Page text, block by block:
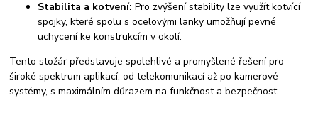
Stabilita a kotvení: Pro zvýšení stability lze využít kotvící
spojky, které spolu s ocelovými lanky umožňují pevné
uchycení ke konstrukcím v okolí.
Tento stožár představuje spolehlivé a promyšlené řešení pro
široké spektrum aplikací, od telekomunikací až po kamerové
systémy, s maximálním důrazem na funkčnost a bezpečnost.